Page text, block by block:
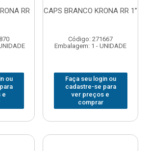
RR
ou
e
CAPS BRANCO KRONA RR 1”
Código: 271667
Embalagem: 1 - UNIDADE
Faça seu login ou
cadastre-se para
ver preços e
comprar